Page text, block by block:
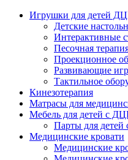
Игрушки для детей
Детские
Интерактивные
Песочная
Проекционное
Развивающие
Тактильное
Кинезотерапия
Матрасы для
Мебель для детей с
Парты для
Медицинские кровати
Медицинские